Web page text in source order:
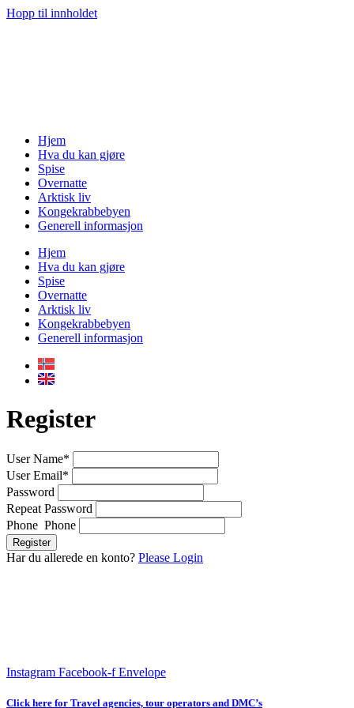
Hopp til innholdet
Hjem
Hva du kan gjøre
Spise
Overnatte
Arktisk liv
Kongekrabbebyen
Generell informasjon
Hjem
Hva du kan gjøre
Spise
Overnatte
Arktisk liv
Kongekrabbebyen
Generell informasjon
Register
User Name*
User Email*
Password
Repeat Password
Phone Phone
Register
Har du allerede en konto? Please Login
Instagram Facebook-f Envelope
Click here for Travel agencies, tour operators and DMC’s